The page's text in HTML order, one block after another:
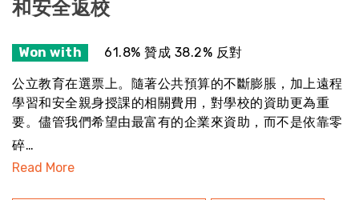
和安全返校
Won with 61.8% 贊成 38.2% 反對
公立教育在選票上。隨著公共預算的不斷膨脹，加上遠程
學習和安全親身授課的相關費用，對學校的資助更為重
要。儘管我們希望由最富有的企業來資助，而不是依靠零
碎…
Read More